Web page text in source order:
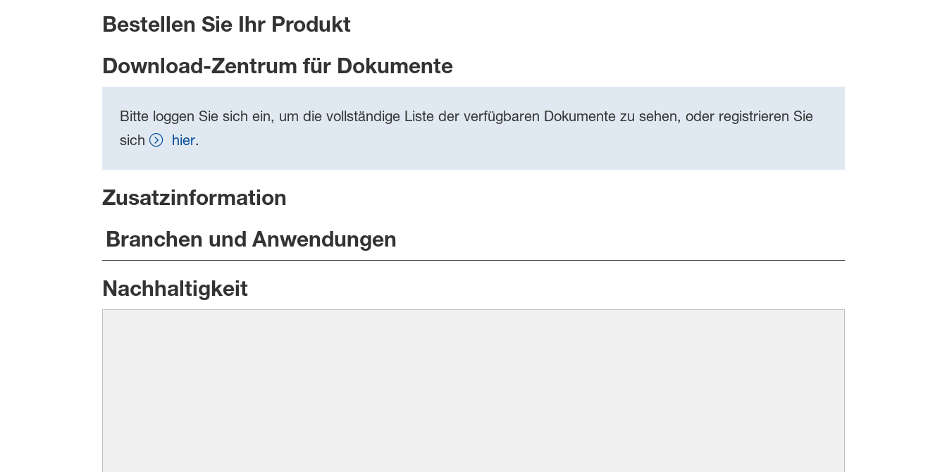
Bestellen Sie Ihr Produkt
Download-Zentrum für Dokumente
Bitte loggen Sie sich ein, um die vollständige Liste der verfügbaren Dokumente zu sehen, oder registrieren Sie
sich
hier.
Zusatzinformation
Branchen und Anwendungen
Nachhaltigkeit